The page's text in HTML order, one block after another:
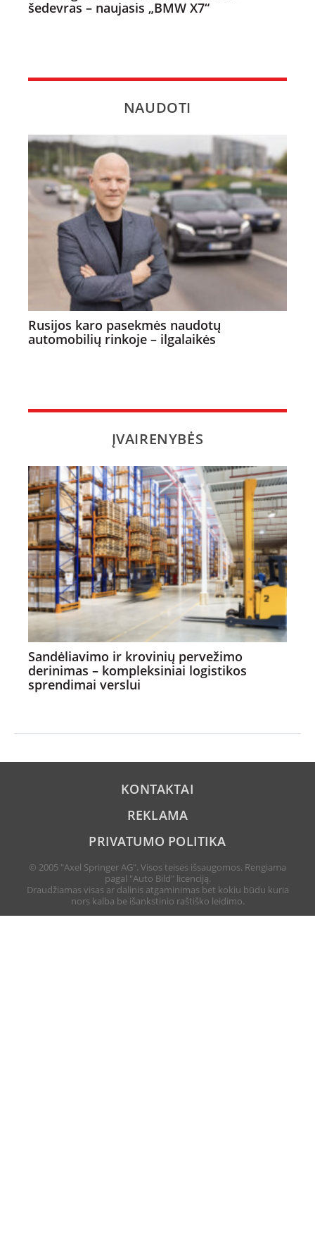
šedevras – naujasis „BMW X7“
NAUDOTI
Rusijos karo pasekmės naudotų
automobilių rinkoje – ilgalaikės
ĮVAIRENYBĖS
Sandėliavimo ir krovinių pervežimo
derinimas – kompleksiniai logistikos
sprendimai verslui
KONTAKTAI
REKLAMA
PRIVATUMO POLITIKA
© 2005 "Axel Springer AG". Visos teisės išsaugomos. Rengiama
pagal "Auto Bild" licenciją.
Draudžiamas visas ar dalinis atgaminimas bet kokiu būdu kuria
nors kalba be išankstinio raštiško leidimo.